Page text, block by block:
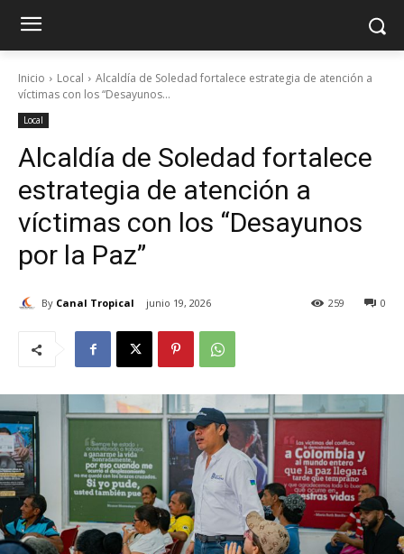
Inicio Local
Alcaldía de Soledad fortalece estrategia de atención a
víctimas con los “Desayunos...
Local
Alcaldía de Soledad fortalece
estrategia de atención a
víctimas con los “Desayunos
por la Paz”
By Canal Tropical junio 19, 2026 0
259